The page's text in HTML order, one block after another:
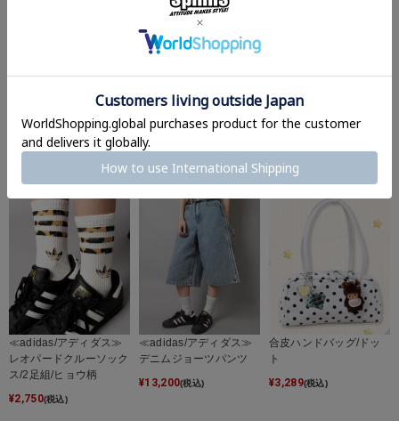
【54%OFF】≪adidas/
アディダス≫メッセンジ
ャーバッグ
4,389
合皮ハンドバッグ/リボ
ンポケット/#バレエコア
¥3,289
≪adidas/アディダス≫
デニムカーブパンツ
≪adidas/アディダス≫
レオパードクルーソック
ス/2足組/ヒョウ柄
¥2,750(税込)
≪adidas/アディダス≫
デニムジョーツパンツ
¥13,200(税込)
合皮ハンドバッグ/ドッ
ト
¥3,289(税込)